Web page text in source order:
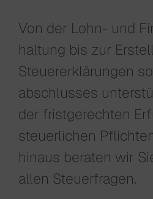
Von der Lohn- und
haltung bis zur
Steuer­erklärungen
ab­schlusses
der frist­gerechten
steuer­lichen
hinaus beraten wir
allen Steuerfragen.